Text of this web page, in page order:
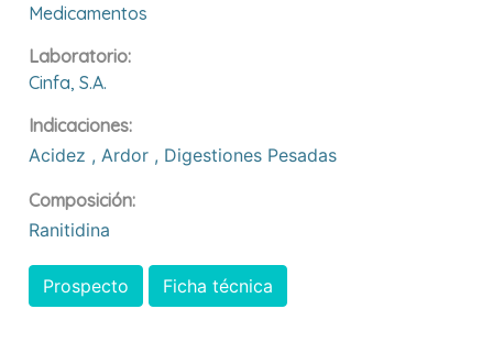
Medicamentos
Laboratorio:
Cinfa, S.a.
Indicaciones:
Acidez , Ardor , Digestiones Pesadas
Composición:
Ranitidina
Prospecto Ficha técnica